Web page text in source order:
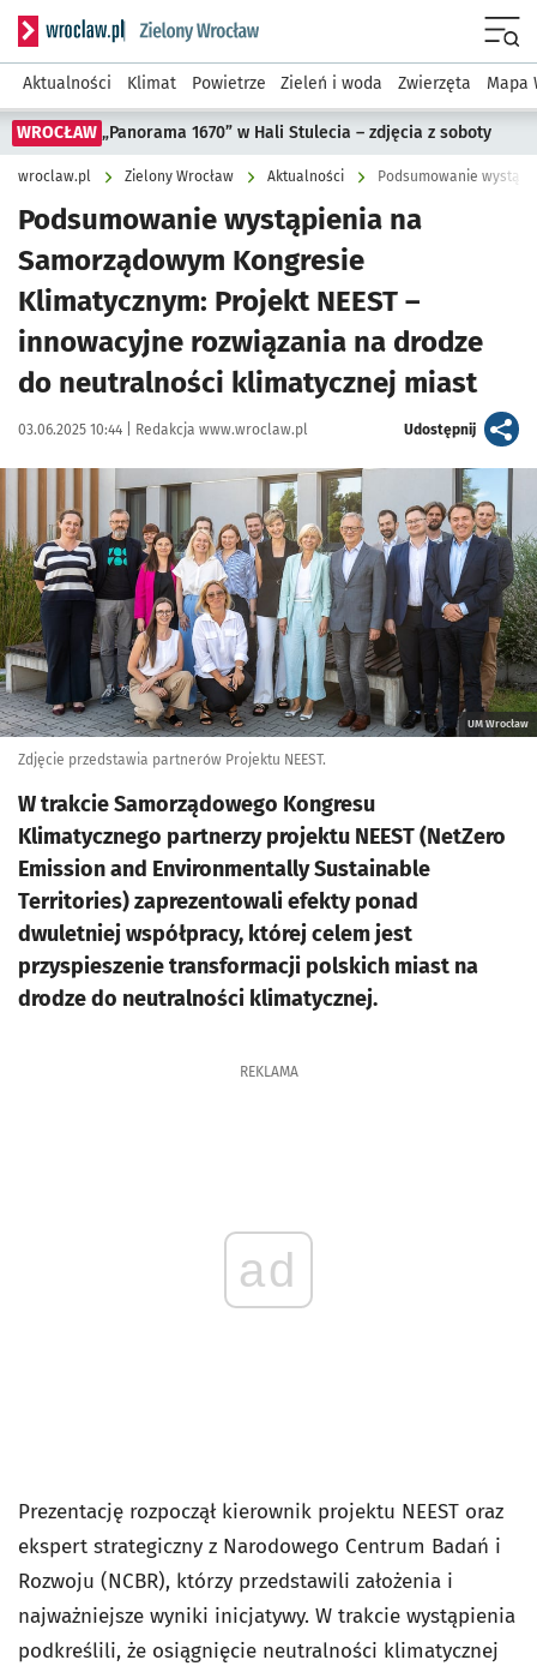
Serwis informacyjny wroclaw.pl podserwis: Środowisko we
Aktualności Klimat Powietrze Zieleń i woda Zwierzęta Mapa
WROCŁAW „Panorama 1670” w Hali Stulecia – zdjęcia z soboty
wroclaw.pl Zielony Wrocław Aktualności
Podsumowanie wystąpienia na
Samorządowym Kongresie
Klimatycznym: Projekt NEEST –
innowacyjne rozwiązania na drodze
do neutralności klimatycznej miast
Data publikacji:
03.06.2025 10:44 | Autor:
Redakcja www.wroclaw.pl Udostępnijartykuł
Kliknij, aby powiększyć
UM Wrocław
Zdjęcie przedstawia partnerów Projektu NEEST.
W trakcie Samorządowego Kongresu
Klimatycznego partnerzy projektu NEEST (NetZero
Emission and Environmentally Sustainable
Territories) zaprezentowali efekty ponad
dwuletniej współpracy, której celem jest
przyspieszenie transformacji polskich miast na
drodze do neutralności klimatycznej.
REKLAMA
ad
Prezentację rozpoczął kierownik projektu NEEST oraz
ekspert strategiczny z Narodowego Centrum Badań i
Rozwoju (NCBR), którzy przedstawili założenia i
najważniejsze wyniki inicjatywy. W trakcie wystąpienia
podkreślili, że osiągnięcie neutralności klimatycznej